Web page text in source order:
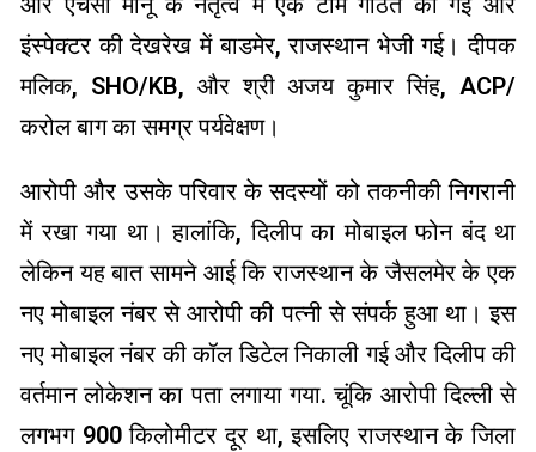
इंस्पेक्टर की देखरेख में बाडमेर, राजस्थान भेजी गई। दीपक
मलिक, SHO/KB, और श्री अजय कुमार सिंह, ACP/
करोल बाग का समग्र पर्यवेक्षण।
आरोपी और उसके परिवार के सदस्यों को तकनीकी निगरानी
में रखा गया था। हालांकि, दिलीप का मोबाइल फोन बंद था
लेकिन यह बात सामने आई कि राजस्थान के जैसलमेर के एक
नए मोबाइल नंबर से आरोपी की पत्नी से संपर्क हुआ था। इस
नए मोबाइल नंबर की कॉल डिटेल निकाली गई और दिलीप की
वर्तमान लोकेशन का पता लगाया गया. चूंकि आरोपी दिल्ली से
लगभग 900 किलोमीटर दूर था, इसलिए राजस्थान के जिला